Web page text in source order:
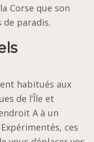
Corse que son
paradis.
habitués aux
de l’Île et
A à un
Expérimentés, ces